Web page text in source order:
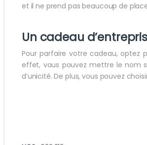
et il ne prend pas beaucoup de
Un cadeau
Pour parfaire votre cadeau, optez
effet, vous pouvez mettre le nom
d’unicité. De plus, vous pouvez